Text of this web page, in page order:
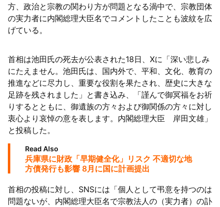
方、政治と宗教の関わり方が問題となる渦中で、宗教団体
の実力者に内閣総理大臣名でコメントしたことも波紋を広
げている。
首相は池田氏の死去が公表された18日、Xに「深い悲しみ
にたえません。池田氏は、国内外で、平和、文化、教育の
推進などに尽力し、重要な役割を果たされ、歴史に大きな
足跡を残されました」と書き込み、「謹んで御冥福をお祈
りするとともに、御遺族の方々および御関係の方々に対し
衷心より哀悼の意を表します。内閣総理大臣 岸田文雄」
と投稿した。
Read Also
兵庫県に財政「早期健全化」リスク 不適切な地
方債発行も影響 8月に国に計画提出
首相の投稿に対し、SNSには「個人として弔意を持つのは
問題ないが、内閣総理大臣名で宗教法人の（実力者）の訃